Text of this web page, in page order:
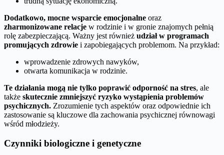
Dodatkowo, mocne wsparcie emocjonalne oraz
zharmonizowane relacje w rodzinie i w gronie znajomych pełnią
rolę zabezpieczającą. Ważny jest również udział w programach
promujących zdrowie i zapobiegających problemom. Na przykład:
wprowadzenie zdrowych nawyków,
otwarta komunikacja w rodzinie.
Te działania mogą nie tylko poprawić odporność na stres, ale
także skutecznie zmniejszyć ryzyko wystąpienia problemów
psychicznych. Zrozumienie tych aspektów oraz odpowiednie ich
zastosowanie są kluczowe dla zachowania psychicznej równowagi
wśród młodzieży.
Czynniki biologiczne i genetyczne